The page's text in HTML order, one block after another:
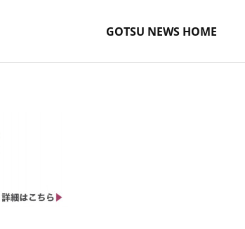
GOTSU NEWS HOME